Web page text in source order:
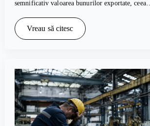
semnificativ valoarea bunurilor exportate, ceea…
Vreau să citesc